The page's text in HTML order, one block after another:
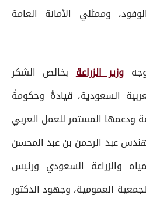
وممثلي الأمانة العامة
وزير الزراعةبخالص الشكر
السعودية، قيادةً وحكومةً
ودعمها المستمر للعمل العربي
عبد الرحمن بن عبد المحسن
والزراعة السعودي ورئيس
العمومية، وجهود الدكتور